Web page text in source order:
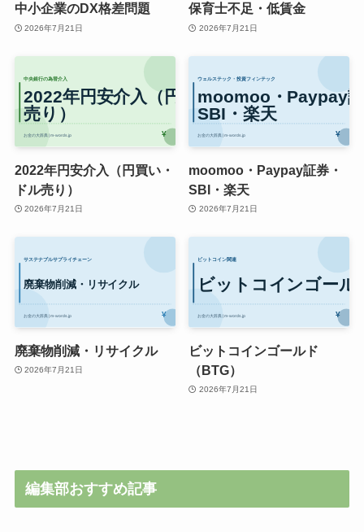
中小企業のDX格差問題
2026年7月21日
保育士不足・低賃金
2026年7月21日
2022年円安介入（円買い・
ドル売り）
2026年7月21日
moomoo・Paypay証券・
SBI・楽天
2026年7月21日
廃棄物削減・リサイクル
2026年7月21日
ビットコインゴールド
（BTG）
2026年7月21日
編集部おすすめ記事